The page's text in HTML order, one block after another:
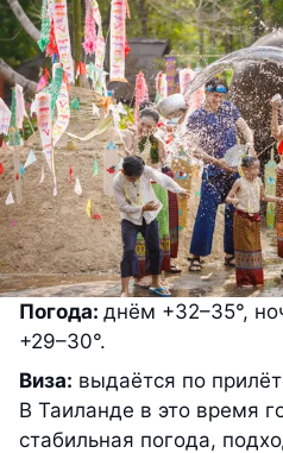
Погода: днём +32–35°,
+29–30°.
Виза: выдаётся по
В Таиланде в это время
стабильная погода,